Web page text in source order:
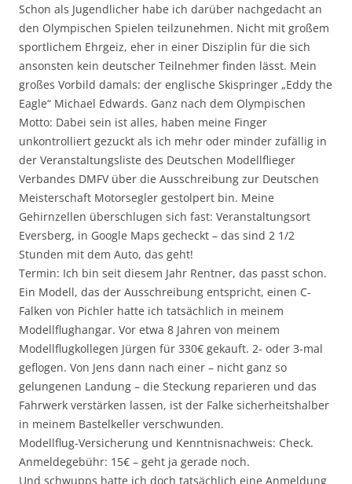
Schon als Jugendlicher habe ich darüber nachgedacht an
den Olympischen Spielen teilzunehmen. Nicht mit großem
sportlichem Ehrgeiz, eher in einer Disziplin für die sich
ansonsten kein deutscher Teilnehmer finden lässt. Mein
großes Vorbild damals: der englische Skispringer „Eddy the
Eagle“ Michael Edwards. Ganz nach dem Olympischen
Motto: Dabei sein ist alles, haben meine Finger
unkontrolliert gezuckt als ich mehr oder minder zufällig in
der Veranstaltungsliste des Deutschen Modellflieger
Verbandes DMFV über die Ausschreibung zur Deutschen
Meisterschaft Motorsegler gestolpert bin. Meine
Gehirnzellen überschlugen sich fast: Veranstaltungsort
Eversberg, in Google Maps gecheckt – das sind 2 1/2
Stunden mit dem Auto, das geht!
Termin: Ich bin seit diesem Jahr Rentner, das passt schon.
Ein Modell, das der Ausschreibung entspricht, einen C-
Falken von Pichler hatte ich tatsächlich in meinem
Modellflughangar. Vor etwa 8 Jahren von meinem
Modellflugkollegen Jürgen für 330€ gekauft. 2- oder 3-mal
geflogen. Von Jens dann nach einer – nicht ganz so
gelungenen Landung – die Steckung reparieren und das
Fahrwerk verstärken lassen, ist der Falke sicherheitshalber
in meinem Bastelkeller verschwunden.
Modellflug-Versicherung und Kenntnisnachweis: Check.
Anmeldegebühr: 15€ – geht ja gerade noch.
Und schwupps hatte ich doch tatsächlich eine Anmeldung